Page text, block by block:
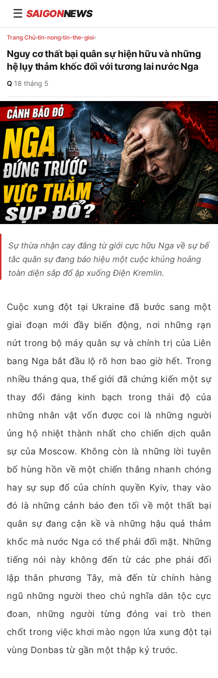
☰ SAIGONNEWS
Trang Chủ›tin-nong›tin-the-gioi›
Nguy cơ thất bại quân sự hiện hữu và những
hệ lụy thảm khốc đối với tương lai nước Nga
Q·18 tháng 5
Sự thừa nhận cay đắng từ giới cực hữu Nga về sự bế
tắc quân sự đang báo hiệu một cuộc khủng hoảng
toàn diện sắp đổ ập xuống Điện Kremlin.
Cuộc xung đột tại Ukraine đã bước sang một
giai đoạn mới đầy biến động, nơi những rạn
nứt trong bộ máy quân sự và chính trị của Liên
bang Nga bắt đầu lộ rõ hơn bao giờ hết. Trong
nhiều tháng qua, thế giới đã chứng kiến một sự
thay đổi đáng kinh bạch trong thái độ của
những nhân vật vốn được coi là những người
ủng hộ nhiệt thành nhất cho chiến dịch quân
sự của Moscow. Không còn là những lời tuyên
bố hùng hồn về một chiến thắng nhanh chóng
hay sự sụp đổ của chính quyền Kyiv, thay vào
đó là những cảnh báo đen tối về một thất bại
quân sự đang cận kề và những hậu quả thảm
khốc mà nước Nga có thể phải đối mặt. Những
tiếng nói này không đến từ các phe phái đối
lập thân phương Tây, mà đến từ chính hàng
ngũ những người theo chủ nghĩa dân tộc cực
đoan, những người từng đóng vai trò then
chốt trong việc khơi mào ngọn lửa xung đột tại
vùng Donbas từ gần một thập kỷ trước.